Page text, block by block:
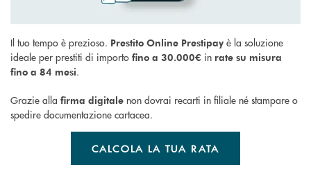
Il tuo tempo è prezioso. Prestito Online Prestipay è la soluzione
ideale per prestiti di importo fino a 30.000€ in rate su misura
fino a 84 mesi.
Grazie alla firma digitale non dovrai recarti in filiale né stampare o
spedire documentazione cartacea.
CALCOLA LA TUA RATA